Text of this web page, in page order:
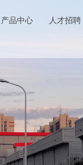
产品中心 人才招聘